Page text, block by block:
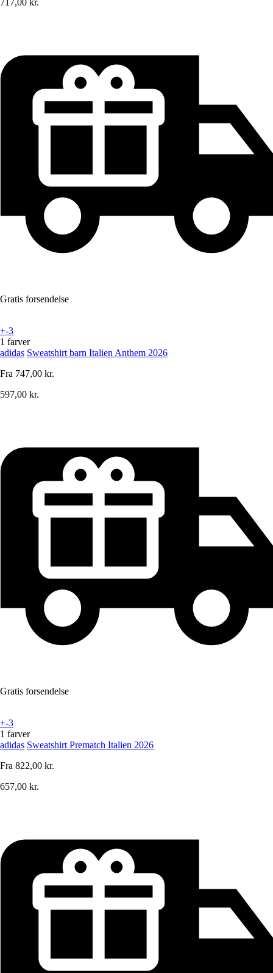
Gratis forsendelse
+-3
1 farver
adidas Sweatshirt barn Italien Anthem 2026
Fra 747,00 kr.
597,00 kr.
Gratis forsendelse
+-3
1 farver
adidas Sweatshirt Prematch Italien 2026
Fra 822,00 kr.
657,00 kr.